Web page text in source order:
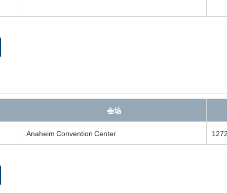
会场
Anaheim Convention Center